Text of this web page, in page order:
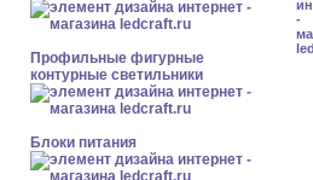
Профильные фигурные
контурные светильники
Блоки питания